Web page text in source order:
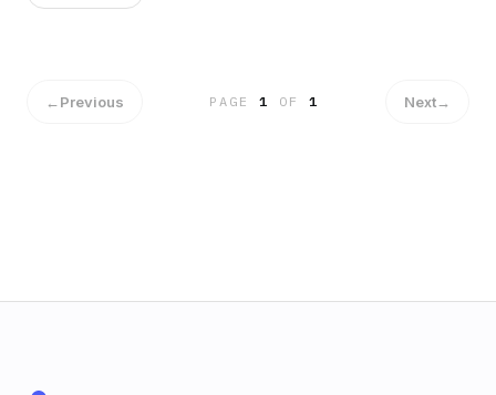
←Previous PAGE1 OF 1 Next→